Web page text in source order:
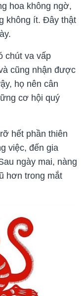
hoa không ngờ,
không ít. Đây thật
chút va vấp
cũng nhận được
họ nên cân
cơ hội quý
hết phần thiên
việc, đến gia
ngày mai, nàng
hơn trong mắt